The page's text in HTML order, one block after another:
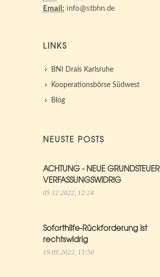
Email: info@stbhn.de
LINKS
BNI Drais Karlsruhe
Kooperationsbörse Südwest
Blog
NEUSTE POSTS
ACHTUNG - NEUE GRUNDSTEUER
VERFASSUNGSWIDRIG
05.12.2022, 12:24
Soforthilfe-Rückforderung ist
rechtswidrig
19.09.2022, 13:50